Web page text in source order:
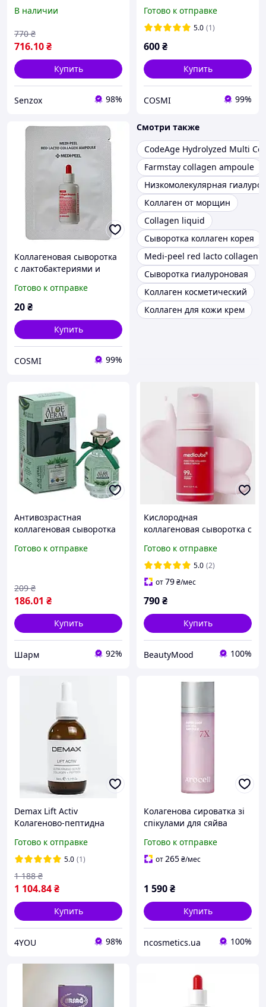
ICE EYE SERUM micropath
В наличии
716.10₴
770 ₴
Купить
Senzox 98%
Peel Red Lacto Collagen
Ampoule
Готово к отправке
5.0 (1)
600₴
Купить
COSMI 99%
Коллагеновая сыворотка
с лактобактериями и
Peel Red Lacto Collagen
Ampoule
Готово к отправке
20₴
Купить
COSMI 99%
Смотри также
CodeAge Hydrolyzed Multi
Farmstay collagen ampoule
Низкомолекулярная
Коллаген от морщин
Collagen liquid
Сыворотка коллаген корея
Medi-peel red lacto collagen
Сыворотка гиалуроновая
Коллаген косметический
Коллаген для кожи крем
Антивозрастная
коллагеновая сыворотка
Essence ШМ
Готово к отправке
186.01 ₴
209 ₴
Купить
Шарм 92%
Кислородная
коллагеновая сыворотка с
Pink Collagen Bubble
Serum 95 мл
Готово к отправке
5.0 (2)
от79₴/мес
790₴
Купить
BeautyMood 100%
Demax Lift Activ
Колагеново-пептидна
50 мл
Готово к отправке
5.0 (1)
1 104.84₴
1 188 ₴
Купить
4YOU 98%
Колагенова сироватка зі
спікулами для сяйва
Coltra Ampoule 7Х, 30 мл
Готово к отправке
от265₴/мес
1 590₴
Купить
ncosmetics.ua 100%